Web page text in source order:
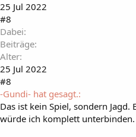
25 Jul 2022
#8
Dabei
Beiträge
Alter
25 Jul 2022
#8
-Gundi- hat gesagt.:
Das ist kein Spiel, sondern
würde ich komplett unterbinden.